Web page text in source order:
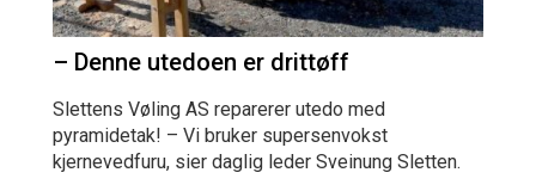
– Denne utedoen er drittøff
Slettens Vøling AS reparerer utedo med
pyramidetak! – Vi bruker supersenvokst
kjernevedfuru, sier daglig leder Sveinung Sletten.